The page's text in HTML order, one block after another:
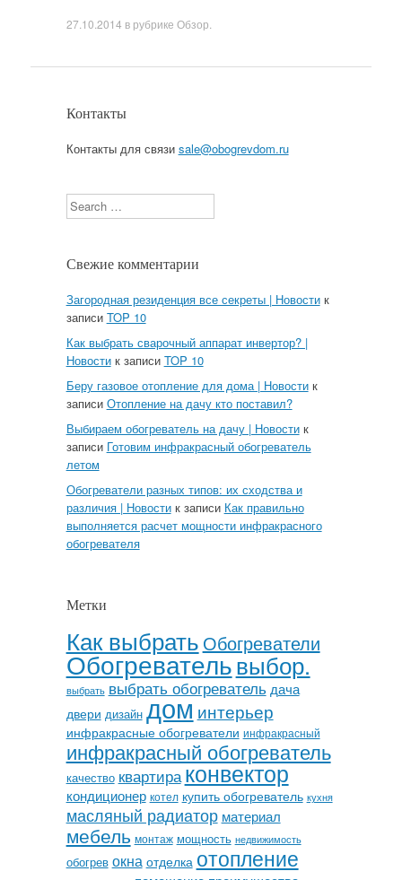
27.10.2014 в рубрике Обзор
Контакты
Контакты для связи sale@obogrevdom.ru
Search
Свежие комментарии
Загородная резиденция все секреты | Новостик
записи TOP 10
Как выбрать сварочный аппарат инвертор? |
Новостик записи TOP 10
Беру газовое отопление для дома | Новостик
записи Отопление на дачу кто поставил?
Выбираем обогреватель на дачу | Новостик
записи Готовим инфракрасный обогреватель
летом
Обогреватели разных типов: их сходства и
различия | Новостик записи Как правильно
выполняется расчет мощности инфракрасного
обогревателя
Метки
Как выбрать Обогреватели
Обогревательвыбор.
выбрать выбрать обогреватель дача
двери дизайн дом интерьер
инфракрасные обогреватели инфракрасный
инфракрасный обогреватель
качество квартираконвектор
кондиционер котел купить обогреватель кухня
масляный радиатор материал
мебель монтаж мощность недвижимость
обогрев окна отделка отопление